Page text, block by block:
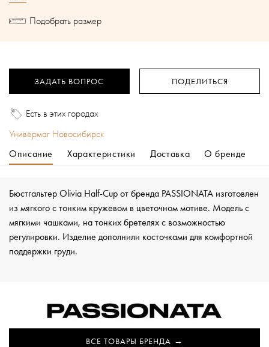
Подобрать размер
ЗАДАТЬ ВОПРОС ПОДЕЛИТЬСЯ
Есть в этих городах
Универмаг Новосибирск
Описание
Характеристики Доставка О бренде
Бюстгальтер Olivia Half-Cup от бренда PASSIONATA изготовлен
из мягкого с тонким кружевом в цветочном мотиве. Модель с
мягкими чашками, на тонких бретелях с возможностью
регулировки. Изделие дополнили косточками для комфортной
поддержки груди.
ВСЕ ТОВАРЫ БРЕНДА